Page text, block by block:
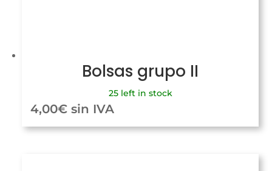
Bolsas grupo II
25 left in stock
4,00€ sin IVA